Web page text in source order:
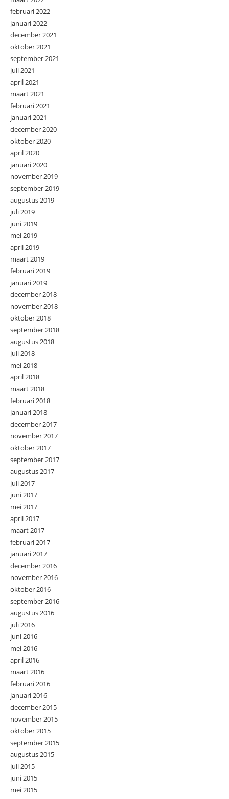
februari 2022
januari 2022
december 2021
oktober 2021
september 2021
juli 2021
april 2021
maart 2021
februari 2021
januari 2021
december 2020
oktober 2020
april 2020
januari 2020
november 2019
september 2019
augustus 2019
juli 2019
juni 2019
mei 2019
april 2019
maart 2019
februari 2019
januari 2019
december 2018
november 2018
oktober 2018
september 2018
augustus 2018
juli 2018
mei 2018
april 2018
maart 2018
februari 2018
januari 2018
december 2017
november 2017
oktober 2017
september 2017
augustus 2017
juli 2017
juni 2017
mei 2017
april 2017
maart 2017
februari 2017
januari 2017
december 2016
november 2016
oktober 2016
september 2016
augustus 2016
juli 2016
juni 2016
mei 2016
april 2016
maart 2016
februari 2016
januari 2016
december 2015
november 2015
oktober 2015
september 2015
augustus 2015
juli 2015
juni 2015
mei 2015